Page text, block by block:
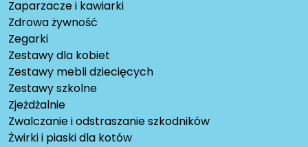
Zaparzacze i kawiarki
Zdrowa żywność
Zegarki
Zestawy dla kobiet
Zestawy mebli dziecięcych
Zestawy szkolne
Zjeżdżalnie
Zwalczanie i odstraszanie szkodników
Żwirki i piaski dla kotów